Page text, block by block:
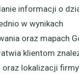
informacji o
w wynikach
oraz mapach
klientom
oraz lokalizacji